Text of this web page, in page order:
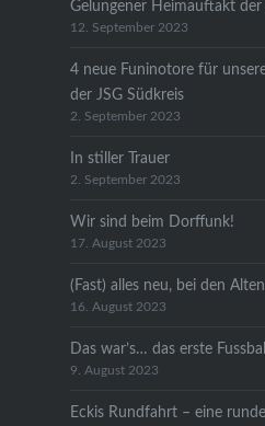
Gelungener Heimauftakt
12. September 2023
4 neue Funinotore für
der JSG Südkreis
2. September 2023
In stiller Trauer
2. September 2023
Wir sind beim Dorffunk!
17. August 2023
(Fast) alles neu, bei den
16. August 2023
Das war’s… das erste
9. August 2023
Eckis Rundfahrt – eine